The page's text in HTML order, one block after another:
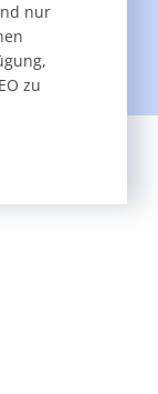
nur
zu